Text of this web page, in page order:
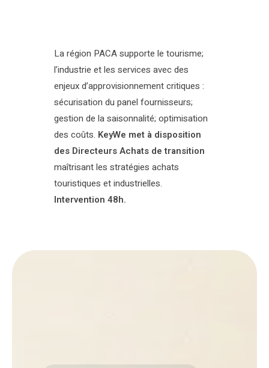
La région PACA supporte le tourisme;
l’industrie et les services avec des
enjeux d’approvisionnement critiques :
sécurisation du panel fournisseurs;
gestion de la saisonnalité; optimisation
des coûts. KeyWe met à disposition
des Directeurs Achats de transition
maîtrisant les stratégies achats
touristiques et industrielles.
Intervention 48h.